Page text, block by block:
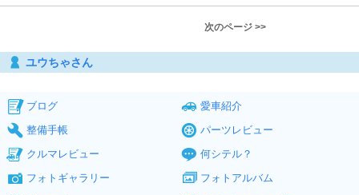
次のページ >>
ユウちゃさん
ブログ
愛車紹介
整備手帳
パーツレビュー
クルマレビュー
何シテル？
フォトギャラリー
フォトアルバム